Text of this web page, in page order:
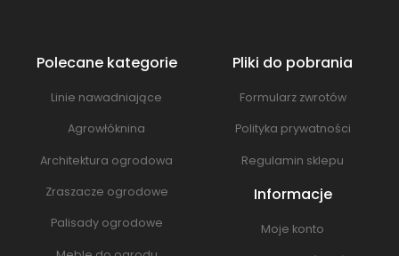
Polecane kategorie
Linie nawadniające
Agrowłóknina
Architektura ogrodowa
Zraszacze ogrodowe
Palisady ogrodowe
Pliki do pobrania
Formularz zwrotów
Polityka prywatności
Regulamin sklepu
Informacje
Moje konto